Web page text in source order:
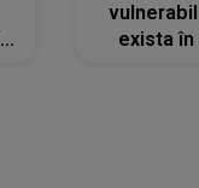
exista